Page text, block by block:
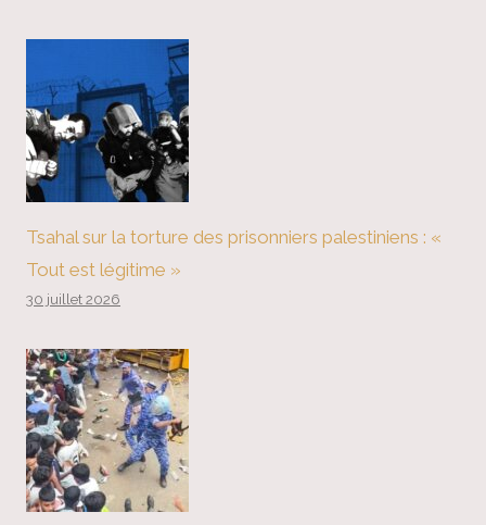
Tsahal sur la torture des prisonniers palestiniens : «
Tout est légitime »
30 juillet 2026